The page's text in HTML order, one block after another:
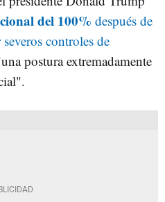
del 100% después de
controles de
postura extremadamente